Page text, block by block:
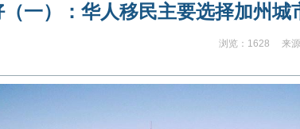
一）：华人移民主要选择加州城
浏览：1628 来